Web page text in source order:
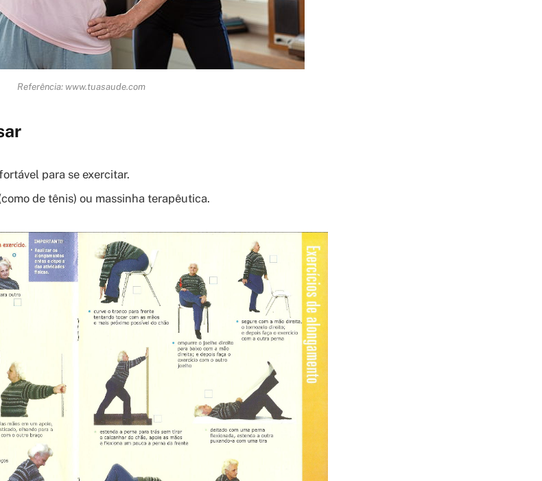
Referência: www.tuasaude.com
para se exercitar.
de tênis) ou massinha terapêutica.